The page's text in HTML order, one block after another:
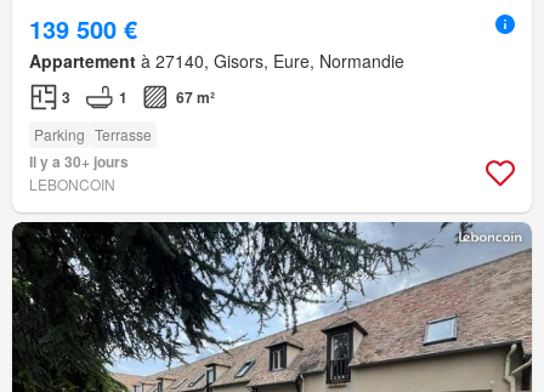
139 500 €
Appartement à 27140, Gisors, Eure, Normandie
3 1 67 m²
Parking Terrasse
Il y a 30+ jours
LEBONCOIN